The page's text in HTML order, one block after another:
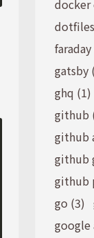
docker
faraday
gatsby
ghq (1)
github
github
github
github
go (3)
google